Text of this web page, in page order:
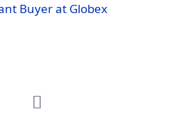
Buyer at Globex